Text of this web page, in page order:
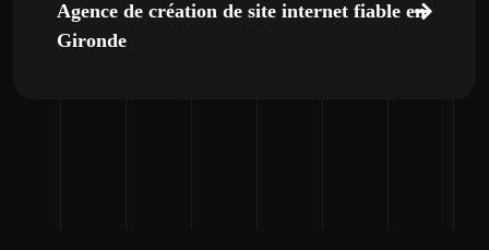
Agence de création de site internet fiable en
Gironde